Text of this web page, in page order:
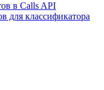
в Calls API
для классификатора